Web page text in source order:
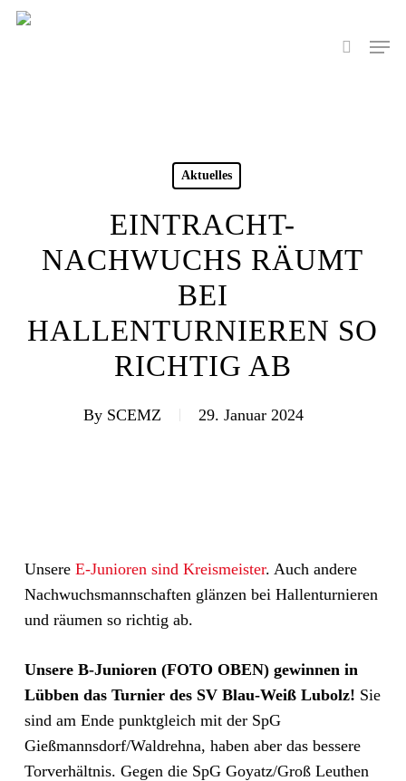
Skip
search
Menu
Aktuelles
EINTRACHT-
NACHWUCHS RÄUMT
BEI
HALLENTURNIEREN SO
RICHTIG AB
By SCEMZ 29. Januar 2024
Unsere E-Junioren sind Kreismeister. Auch andere
Nachwuchsmannschaften glänzen bei Hallenturnieren
und räumen so richtig ab.
Unsere B-Junioren (FOTO OBEN) gewinnen in
Lübben das Turnier des SV Blau-Weiß Lubolz! Sie
sind am Ende punktgleich mit der SpG
Gießmannsdorf/Waldrehna, haben aber das bessere
Torverhältnis. Gegen die SpG Goyatz/Groß Leuthen